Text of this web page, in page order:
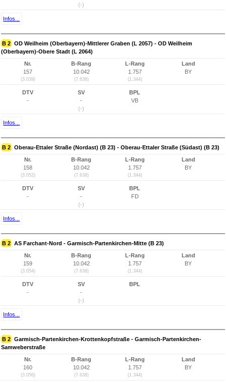
(-)
Infos...
B 2 OD Weilheim (Oberbayern)-Mittlerer Graben (L 2057) - OD Weilheim
(Oberbayern)-Obere Stadt (L 2064)
Nr.
157
(3.039)
B-Rang
10.042
(7.638)
L-Rang
1.757
(1.344)
Land
BY
DTV
-
SV
-
(-)
BPL
VB
Infos...
B 2 Oberau-Ettaler Straße (Nordast) (B 23) - Oberau-Ettaler Straße (Südast) (B 23)
Nr.
158
(3.052)
B-Rang
10.042
(7.638)
L-Rang
1.757
(1.344)
Land
BY
DTV
-
SV
-
(-)
BPL
FD
Infos...
B 2 AS Farchant-Nord - Garmisch-Partenkirchen-Mitte (B 23)
Nr.
159
(3.054)
B-Rang
10.042
(7.638)
L-Rang
1.757
(1.344)
Land
BY
DTV
-
SV
-
(-)
BPL
Infos...
B 2 Garmisch-Partenkirchen-Krottenkopfstraße - Garmisch-Partenkirchen-
Samweberstraße
Nr.
160
(3.056)
B-Rang
10.042
(7.638)
L-Rang
1.757
(1.344)
Land
BY